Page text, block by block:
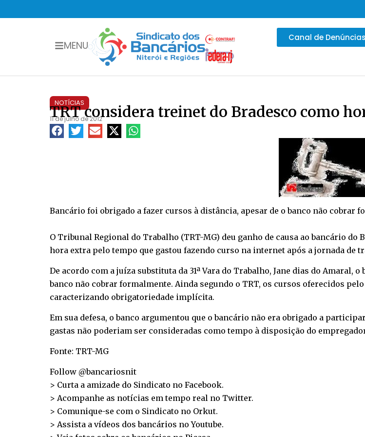
MENU
Canal de Denúncias
NOTÍCIAS
TRT considera treinet do Bradesco como
11 de julho de 2012
Bancário foi obrigado a fazer cursos à distância, apesar de o banco não cobrar
O Tribunal Regional do Trabalho (TRT-MG) deu ganho de causa ao bancário
hora extra pelo tempo que gastou fazendo curso na internet após a jornada de
De acordo com a juíza substituta da 31ª Vara do Trabalho, Jane dias do Amaral,
banco não cobrar formalmente. Ainda segundo o TRT, os cursos oferecidos
caracterizando obrigatoriedade implícita.
Em sua defesa, o banco argumentou que o bancário não era obrigado a
gastas não poderiam ser consideradas como tempo à disposição do
Fonte: TRT-MG
Follow @bancariosnit
> Curta a amizade do Sindicato no Facebook.
> Acompanhe as notícias em tempo real no Twitter.
> Comunique-se com o Sindicato no Orkut.
> Assista a vídeos dos bancários noYoutube.